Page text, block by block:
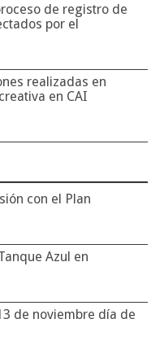
de registro de
por el
realizadas en
en CAI
con el Plan
Azul en
de noviembre día de